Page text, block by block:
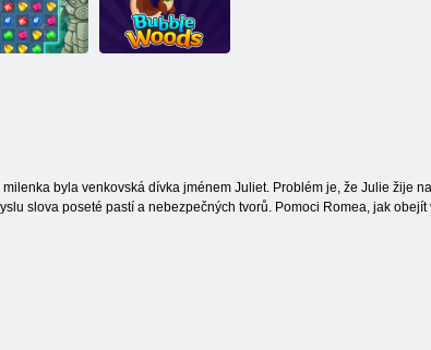
bloky Aqua Blitz
byla venkovská dívka jménem Juliet. Problém je, že Julie žije
slova poseté pastí a nebezpečných tvorů. Pomoci Romea, jak